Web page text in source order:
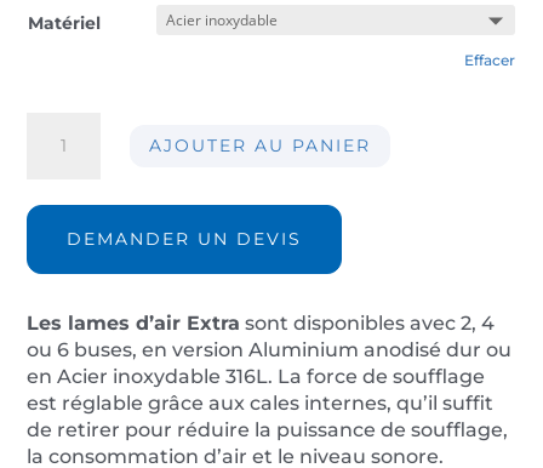
Matériel
Effacer
d'air
Extra
GM02S
AJOUTER AU PANIER
DEMANDER UN DEVIS
Les lames d’air Extra sont disponibles avec 2, 4
ou 6 buses, en version Aluminium anodisé dur ou
en Acier inoxydable 316L. La force de soufflage
est réglable grâce aux cales internes, qu’il suffit
de retirer pour réduire la puissance de soufflage,
la consommation d’air et le niveau sonore.